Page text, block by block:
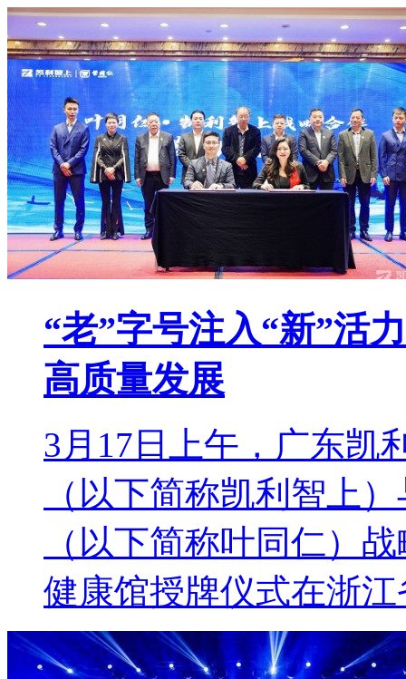
“老”字号注入“新”活
高质量发展
3月17日上午，广东凯
（以下简称凯利智上
（以下简称叶同仁）
健康馆授牌仪式在浙江